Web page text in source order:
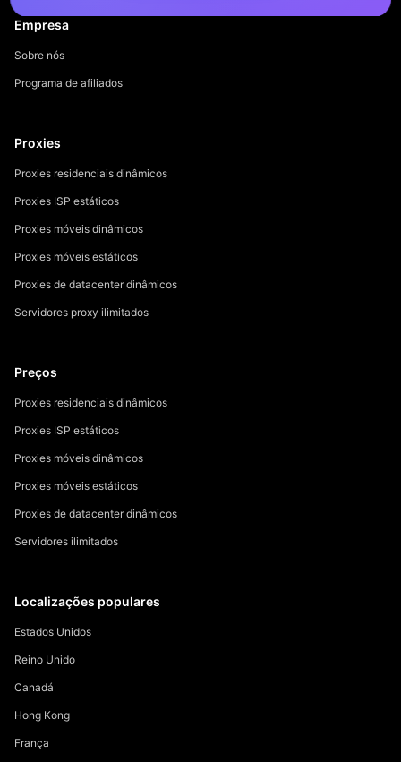
Empresa
Sobre nós
Programa de afiliados
Proxies
Proxies residenciais dinâmicos
Proxies ISP estáticos
Proxies móveis dinâmicos
Proxies móveis estáticos
Proxies de datacenter dinâmicos
Servidores proxy ilimitados
Preços
Proxies residenciais dinâmicos
Proxies ISP estáticos
Proxies móveis dinâmicos
Proxies móveis estáticos
Proxies de datacenter dinâmicos
Servidores ilimitados
Localizações populares
Estados Unidos
Reino Unido
Canadá
Hong Kong
França